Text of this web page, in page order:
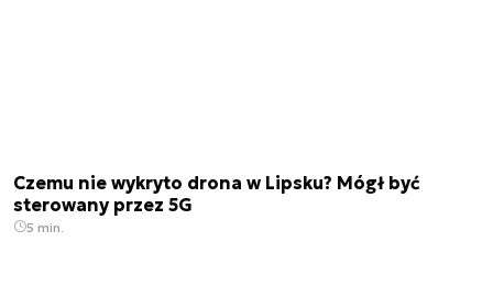
Czemu nie wykryto drona w Lipsku? Mógł być
sterowany przez 5G
5 min.